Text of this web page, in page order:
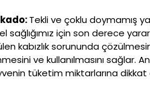
Tekli ve çoklu doymamış
sağlığımız için son derece
kabızlık sorununda
ve kullanılmasını sağlar.
tüketim miktarlarına